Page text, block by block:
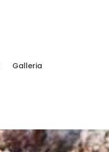
Galleria